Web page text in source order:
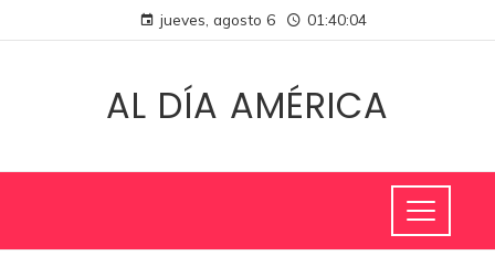
jueves, agosto 6 01:40:04
AL DÍA AMÉRICA